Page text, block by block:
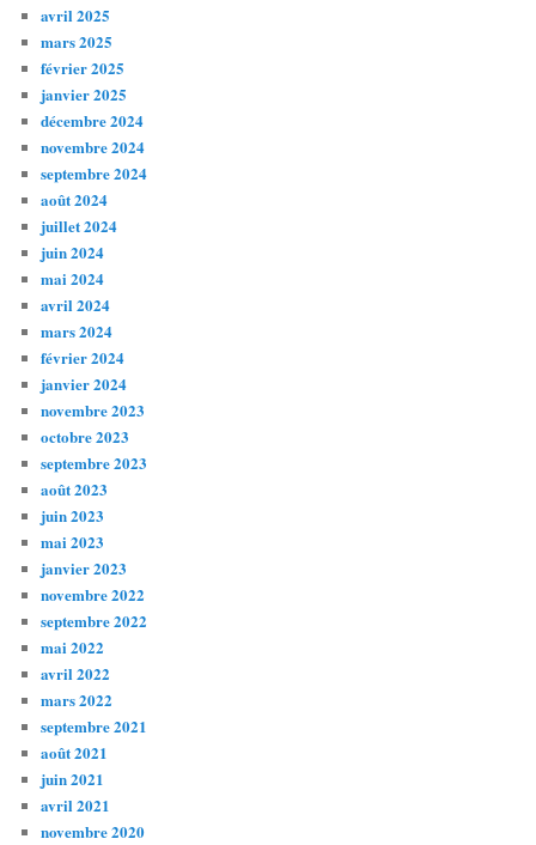
avril 2025
mars 2025
février 2025
janvier 2025
décembre 2024
novembre 2024
septembre 2024
août 2024
juillet 2024
juin 2024
mai 2024
avril 2024
mars 2024
février 2024
janvier 2024
novembre 2023
octobre 2023
septembre 2023
août 2023
juin 2023
mai 2023
janvier 2023
novembre 2022
septembre 2022
mai 2022
avril 2022
mars 2022
septembre 2021
août 2021
juin 2021
avril 2021
novembre 2020